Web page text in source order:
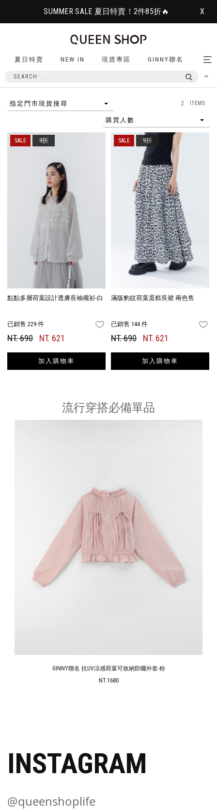
SUMMER SALE 夏日特賣！2件85折🔥 X
夏日特賣 NEW IN 現貨專區 GINNY聯名
指定門市現貨搜尋 2 ITEMS
購買人數
點點多層荷葉設計透膚長袖襯衫-白
已銷售 229 件 FAVORITES
NT. 690 NT. 621
加入購物車
9折
滿版豹紋荷葉蛋糕長裙 兩色售
已銷售 144 件
NT. 690 NT. 621
加入購物車
9折
流行穿搭必備單品
GINNY聯名 抗UV涼感荷葉可收納防曬外套-粉
NT.1680
INSTAGRAM
@queenshoplife